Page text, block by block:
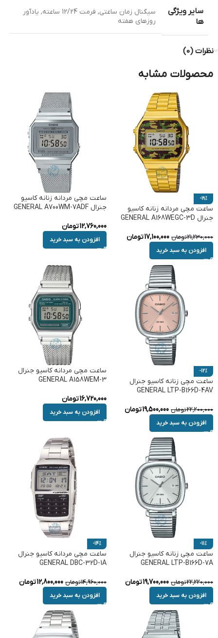
سایر ویژگی
ها
سیگنال زمان ساعتی, فرمت 12/24 ساعته , یادآور
روزهای هفته
نظرات (0)
محصولات مشابه
-19%
ساعت مچی مردانه زنانه کاسیو
جنرال GENERAL A168WEGC-3D
21,230,000تومان 17,100,000تومان
افزودن به سبد خرید
ساعت مچی مردانه زنانه کاسیو
جنرال GENERAL A700WM-7ADF
12,760,000تومان
افزودن به سبد خرید
-12%
ساعت مچی زنانه کاسیو جنرال
GENERAL LTP-B166D-4AV
22,200,000تومان 19,500,000تومان
افزودن به سبد خرید
ساعت مچی مردانه کاسیو جنرال
GENERAL A158WEM-3
16,720,000تومان
افزودن به سبد خرید
-11%
ساعت مچی زنانه کاسیو جنرال
GENERAL LTP-B166D-7A
22,220,000تومان 19,700,000تومان
افزودن به سبد خرید
-14%
ساعت مچی مردانه کاسیو جنرال
GENERAL DBC-32D-1A
14,960,000تومان 12,800,000تومان
افزودن به سبد خرید